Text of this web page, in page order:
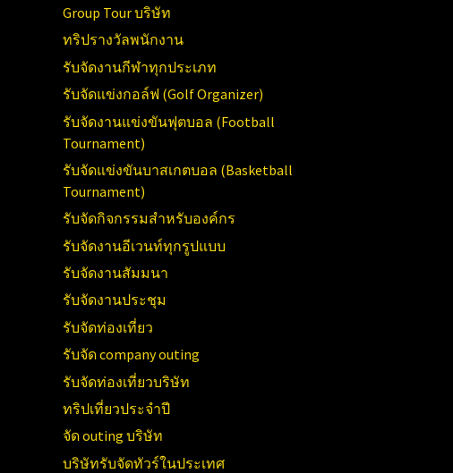
Group Tour บริษัท
ทริปรางวัลพนักงาน
รับจัดงานกีฬาทุกประเภท
รับจัดแข่งกอล์ฟ (Golf Organizer)
รับจัดงานแข่งขันฟุตบอล (Football
Tournament)
รับจัดแข่งขันบาสเกตบอล (Basketball
Tournament)
รับจัดกิจกรรมสำหรับองค์กร
รับจัดงานอีเวนท์ทุกรูปแบบ
รับจัดงานสัมมนา
รับจัดงานประชุม
รับจัดท่องเที่ยว
รับจัด company outing
รับจัดท่องเที่ยวบริษัท
ทริปเที่ยวประจำปี
จัด outing บริษัท
บริษัทรับจัดทัวร์ในประเทศ